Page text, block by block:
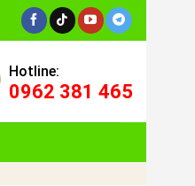
Hotline:
0962 381 465